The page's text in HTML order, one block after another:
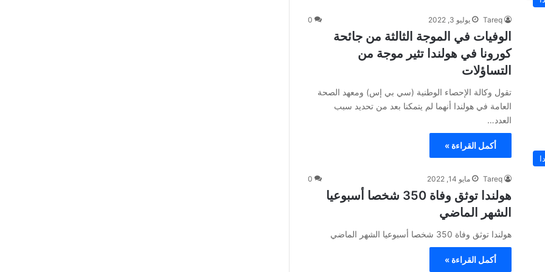
Tareq يوليو 3, 2022 0
الوفيات في الموجة الثالثة من جائحة
كورونا في هولندا تثير موجة من
التساؤلات
تقول وكالة الإحصاء الوطنية (سي بي إس) ومعهد الصحة
العامة في هولندا أنهما لم يتمكنا بعد من تحديد سبب
العدد…
أكمل القراءة »
Tareq مايو 14, 2022 0
هولندا توثق وفاة 350 شخصا أسبوعيا
الشهر الماضي
هولندا توثق وفاة 350 شخصا أسبوعيا الشهر الماضي
أكمل القراءة »